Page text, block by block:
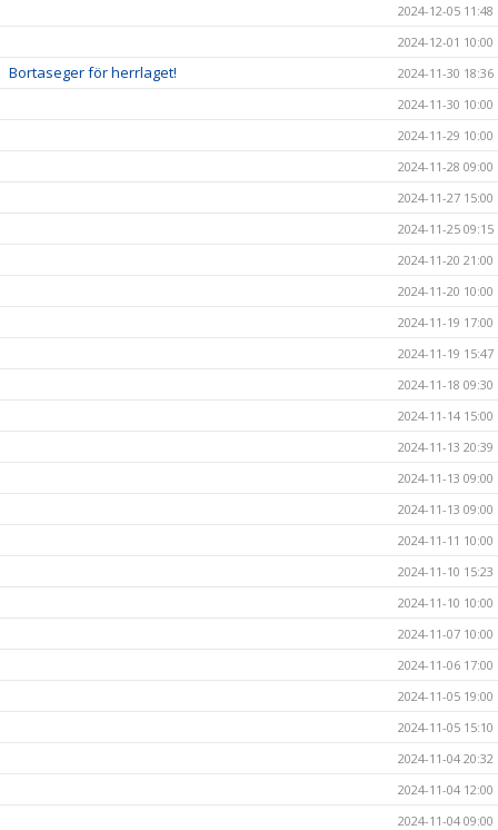
2024-12-05 11:48
2024-12-01 10:00
Bortaseger för herrlaget!
2024-11-30 18:36
2024-11-30 10:00
2024-11-29 10:00
2024-11-28 09:00
2024-11-27 15:00
2024-11-25 09:15
2024-11-20 21:00
2024-11-20 10:00
2024-11-19 17:00
2024-11-19 15:47
2024-11-18 09:30
2024-11-14 15:00
2024-11-13 20:39
2024-11-13 09:00
2024-11-13 09:00
2024-11-11 10:00
2024-11-10 15:23
2024-11-10 10:00
2024-11-07 10:00
2024-11-06 17:00
2024-11-05 19:00
2024-11-05 15:10
2024-11-04 20:32
2024-11-04 12:00
2024-11-04 09:00